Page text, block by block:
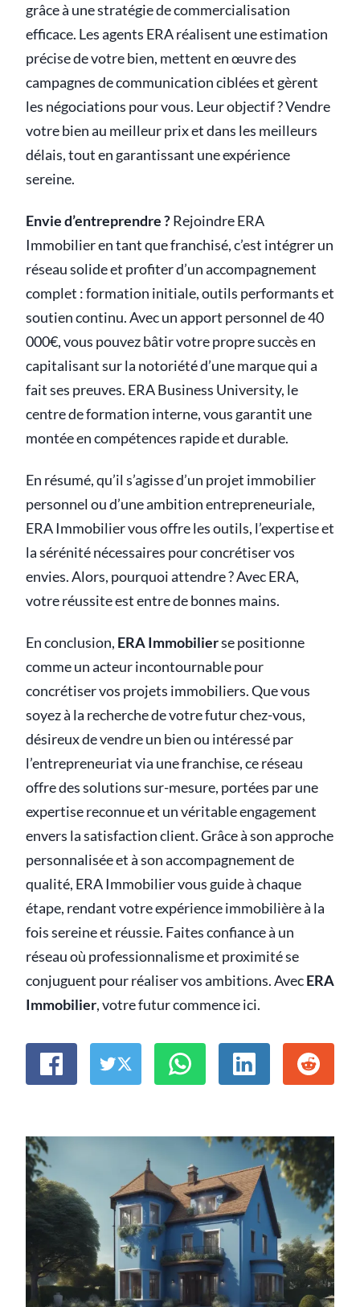
grâce à une stratégie de commercialisation
efficace. Les agents ERA réalisent une estimation
précise de votre bien, mettent en œuvre des
campagnes de communication ciblées et gèrent
les négociations pour vous. Leur objectif ? Vendre
votre bien au meilleur prix et dans les meilleurs
délais, tout en garantissant une expérience
sereine.
Envie d’entreprendre ?Rejoindre ERA
Immobilier en tant que franchisé, c’est intégrer un
réseau solide et profiter d’un accompagnement
complet : formation initiale, outils performants et
soutien continu. Avec un apport personnel de 40
000€, vous pouvez bâtir votre propre succès en
capitalisant sur la notoriété d’une marque qui a
fait ses preuves. ERA Business University, le
centre de formation interne, vous garantit une
montée en compétences rapide et durable.
En résumé, qu’il s’agisse d’un projet immobilier
personnel ou d’une ambition entrepreneuriale,
ERA Immobilier vous offre les outils, l’expertise et
la sérénité nécessaires pour concrétiser vos
envies. Alors, pourquoi attendre ? Avec ERA,
votre réussite est entre de bonnes mains.
En conclusion, ERA Immobilierse positionne
comme un acteur incontournable pour
concrétiser vos projets immobiliers. Que vous
soyez à la recherche de votre futur chez-vous,
désireux de vendre un bien ou intéressé par
l’entrepreneuriat via une franchise, ce réseau
offre des solutions sur-mesure, portées par une
expertise reconnue et un véritable engagement
envers la satisfaction client. Grâce à son approche
personnalisée et à son accompagnement de
qualité, ERA Immobilier vous guide à chaque
étape, rendant votre expérience immobilière à la
fois sereine et réussie. Faites confiance à un
réseau où professionnalisme et proximité se
conjuguent pour réaliser vos ambitions. AvecERA
Immobilier, votre futur commence ici.